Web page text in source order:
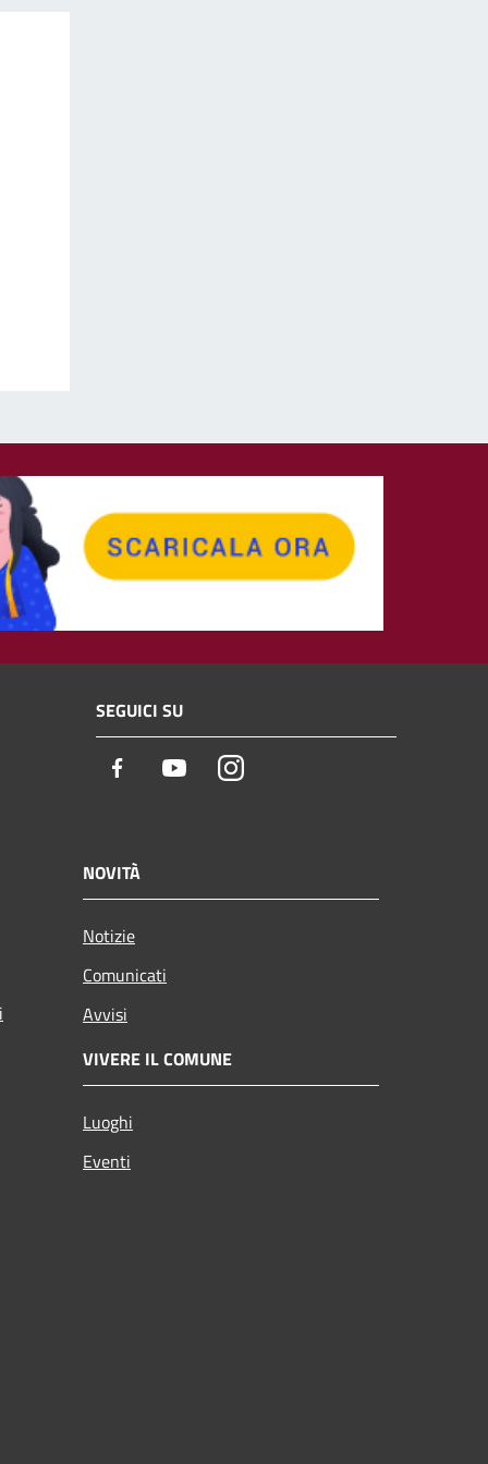
SEGUICI SU
Facebook YoutubeInstagram
NOVITÀ
Notizie
Comunicati
Avvisi
VIVERE IL COMUNE
Luoghi
Eventi